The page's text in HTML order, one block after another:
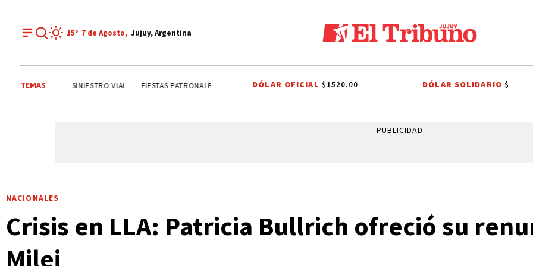
15° 7 de Agosto, Jujuy, Argentina
TEMAS JORGE GARCÍA CUERVA ONDA ESTUDIANTIL SINIESTRO VIAL FIESTAS PATRONALES A SAN CAYETANO INDEPENDENCIA DE
DÓLAR OFICIAL $1520.00 DÓLAR SOLIDARIO$
PUBLICIDAD
NACIONALES
Crisis en LLA: Patricia Bullrich ofreció su
Milei